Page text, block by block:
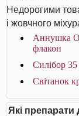
Недорогими
і жовчного
Аннушка
флакон
Силібор
Світанок
Які препарати